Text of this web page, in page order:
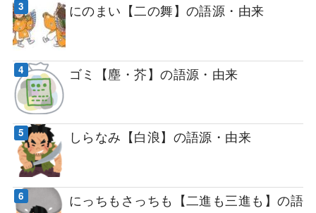
にのまい【二の舞】の語源・由来
ゴミ【塵・芥】の語源・由来
しらなみ【白浪】の語源・由来
にっちもさっちも【二進も三進も】の語